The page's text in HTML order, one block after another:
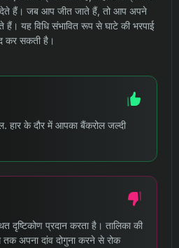
देते हैं। जब आप जीत जाते हैं, तो आप अपने
यह विधि संभावित रूप से घाटे की भरपाई
कर सकती है।
के दौर में आपका बैंकरोल जल्दी
दृष्टिकोण प्रदान करता है। तालिका की
अपना दांव दोगुना करने से रोक